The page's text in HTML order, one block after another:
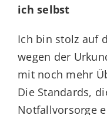
ich selbst
Ich bin stolz auf
wegen der
mit noch mehr
Die Standards,
Notfallvorsorge